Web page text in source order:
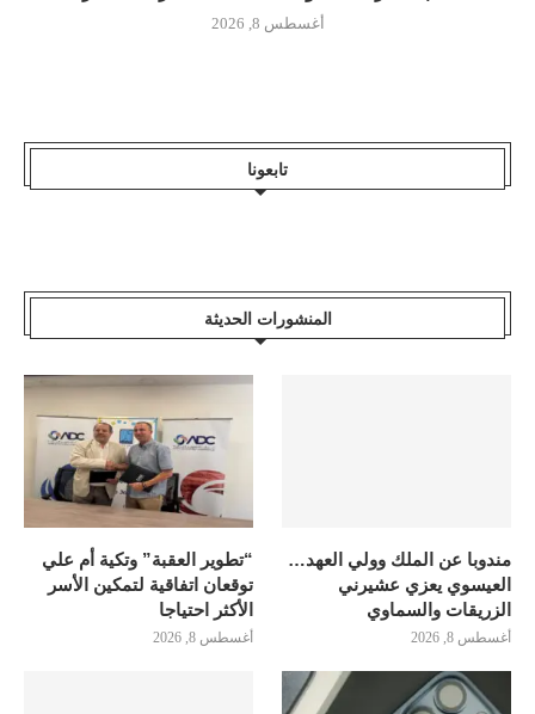
أغسطس 8, 2026
تابعونا
المنشورات الحديثة
مندوبا عن الملك وولي العهد…
العيسوي يعزي عشيرني
الزريقات والسماوي
أغسطس 8, 2026
“تطوير العقبة” وتكية أم علي
توقعان اتفاقية لتمكين الأسر
الأكثر احتياجا
أغسطس 8, 2026